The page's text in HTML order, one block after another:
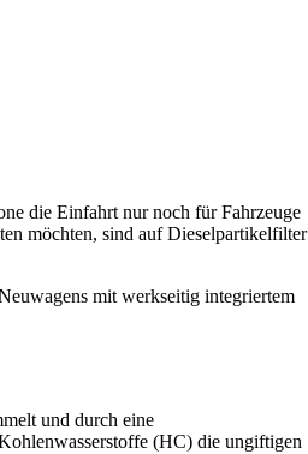
die Einfahrt nur noch für Fahrzeuge
möchten, sind auf Dieselpartikelfilter
mit werkseitig integriertem
und durch eine
(HC) die ungiftigen